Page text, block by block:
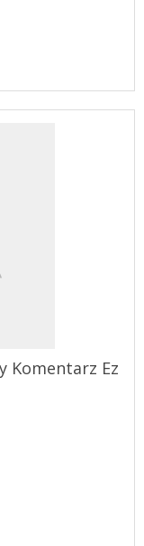
Komentarz Ez